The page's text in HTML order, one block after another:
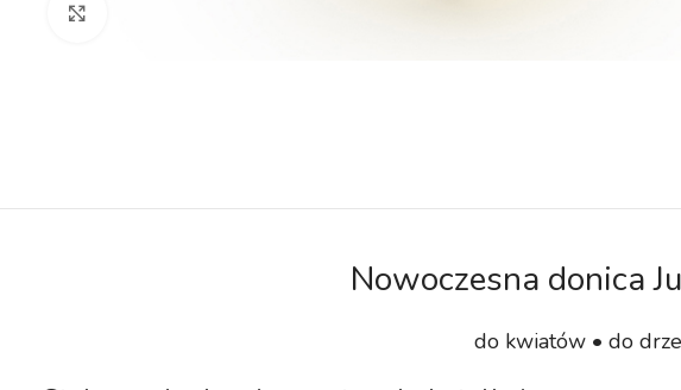
Nowoczesna donica
do kwiatów • do